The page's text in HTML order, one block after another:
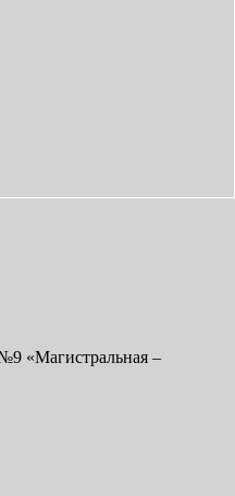
«Магистральная –